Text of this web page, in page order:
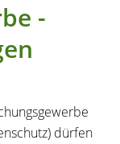
-
dürfen